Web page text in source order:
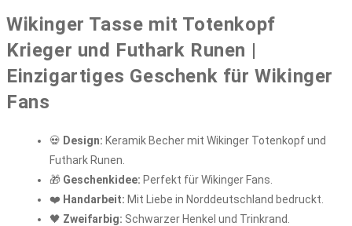
Wikinger Tasse mit Totenkopf
Krieger und Futhark Runen |
Einzigartiges Geschenk für Wikinger
Fans
💀 Design: Keramik Becher mit Wikinger Totenkopf und
Futhark Runen.
🎁 Geschenkidee: Perfekt für Wikinger Fans.
❤️ Handarbeit: Mit Liebe in Norddeutschland bedruckt.
🖤 Zweifarbig: Schwarzer Henkel und Trinkrand.